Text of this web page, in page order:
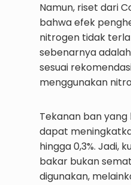
Namun, riset dari
bahwa efek
nitrogen tidak
sebenarnya
sesuai
menggunakan
Tekanan ban yang
dapat
hingga 0,3%. Jadi,
bakar bukan
digunakan,